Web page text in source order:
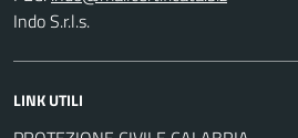
Indo S.r.l.s.
LINK UTILI